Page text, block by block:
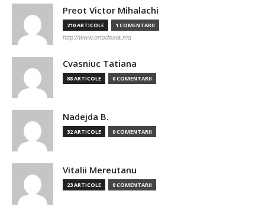
Preot Victor Mihalachi
210 ARTICOLE 1 COMENTARII
http://www.ortodoxia.md
Cvasniuc Tatiana
88 ARTICOLE 0 COMENTARII
Nadejda B.
32 ARTICOLE 0 COMENTARII
Vitalii Mereutanu
23 ARTICOLE 0 COMENTARII